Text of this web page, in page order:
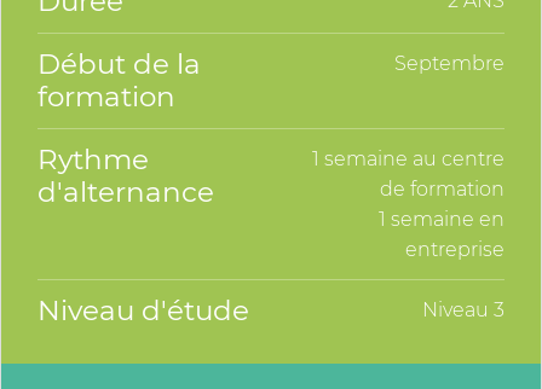
Début de la
formation
Septembre
Rythme
d'alternance
1 semaine au centre
de formation
1 semaine en
entreprise
Niveau d'étude Niveau 3